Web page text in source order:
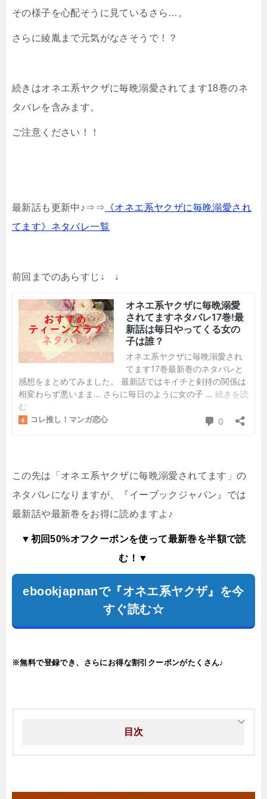
その様子を心配そうに見ているさら…。
さらに綾胤まで元気がなさそうで！？
続きはオネエ系ヤクザに毎晩溺愛されてます18巻のネ
タバレを含みます。
ご注意ください！！
最新話も更新中♪⇒⇒ 《オネエ系ヤクザに毎晩溺愛され
てます》ネタバレ一覧
前回までのあらすじ↓ ↓
この先は「 オネエ系ヤクザに毎晩溺愛されてます 」の
ネタバレになりますが、『イーブックジャパン』では
最新話や最新巻をお得に読めますよ♪
▼初回50%オフクーポンを使って最新巻を半額で読
む！▼
ebookjapnanで『オネエ系ヤクザ』を今
すぐ読む☆
※無料で登録でき、さらにお得な割引クーポンがたくさん♪
目次